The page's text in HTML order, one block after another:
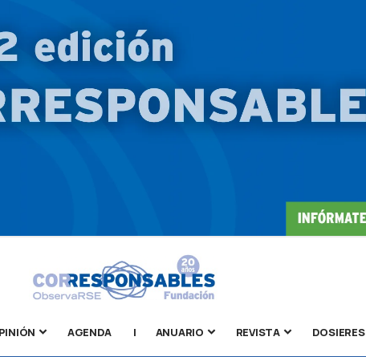
AGENDA | ANUARIO REVISTA DOSIERES